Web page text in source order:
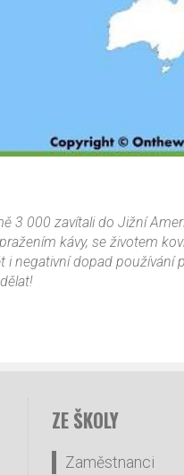
3 000 zavítali do Jižní
kávy, se životem
negativní dopad používání
ZE ŠKOLY
Zaměstnanci